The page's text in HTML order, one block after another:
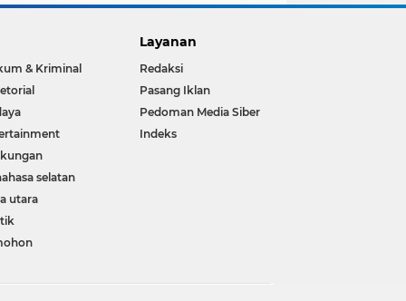
& Kriminal
selatan
utara
Layanan
Redaksi
Pasang Iklan
Pedoman Media Siber
Indeks